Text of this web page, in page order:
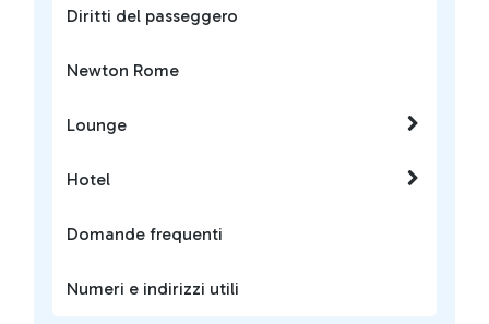
Diritti del passeggero
Newton Rome
Lounge
Hotel
Domande frequenti
Numeri e indirizzi utili